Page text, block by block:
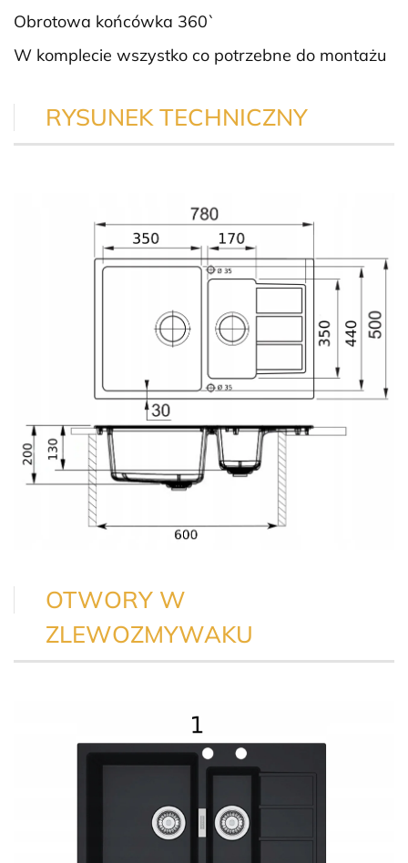
Obrotowa końcówka 360`
W komplecie wszystko co potrzebne do montażu
RYSUNEK TECHNICZNY
OTWORY W
ZLEWOZMYWAKU